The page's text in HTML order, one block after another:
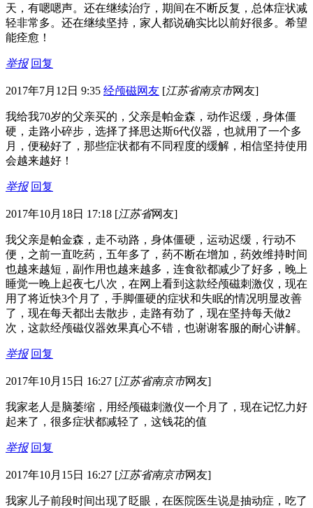
天，有嗯嗯声。还在继续治疗，期间在不断反复，总体症状减
轻非常多。还在继续坚持，家人都说确实比以前好很多。希望
能痊愈！
举报 回复
2017年7月12日 9:35 经颅磁网友 [江苏省南京市网友]
我给我70岁的父亲买的，父亲是帕金森，动作迟缓，身体僵
硬，走路小碎步，选择了择思达斯6代仪器，也就用了一个多
月，便秘好了，那些症状都有不同程度的缓解，相信坚持使用
会越来越好！
举报 回复
2017年10月18日 17:18 [江苏省网友]
我父亲是帕金森，走不动路，身体僵硬，运动迟缓，行动不
便，之前一直吃药，五年多了，药不断在增加，药效维持时间
也越来越短，副作用也越来越多，连食欲都减少了好多，晚上
睡觉一晚上起夜七八次，在网上看到这款经颅磁刺激仪，现在
用了将近快3个月了，手脚僵硬的症状和失眠的情况明显改善
了，现在每天都出去散步，走路有劲了，现在坚持每天做2
次，这款经颅磁仪器效果真心不错，也谢谢客服的耐心讲解。
举报 回复
2017年10月15日 16:27 [江苏省南京市网友]
我家老人是脑萎缩，用经颅磁刺激仪一个月了，现在记忆力好
起来了，很多症状都减轻了，这钱花的值
举报 回复
2017年10月15日 16:27 [江苏省南京市网友]
我家儿子前段时间出现了眨眼，在医院医生说是抽动症，吃了